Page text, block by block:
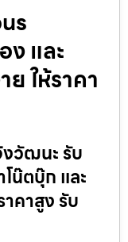
และ
ให้ราคา
วัฒนะ รับ
น๊ตบุ๊ก และ
คาสูง รับ